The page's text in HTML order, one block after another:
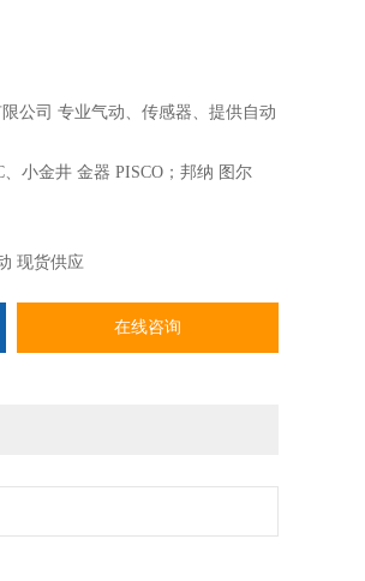
公司 专业气动、传感器、提供自动
小金井 金器 PISCO；邦纳 图尔
现货供应
在线咨询